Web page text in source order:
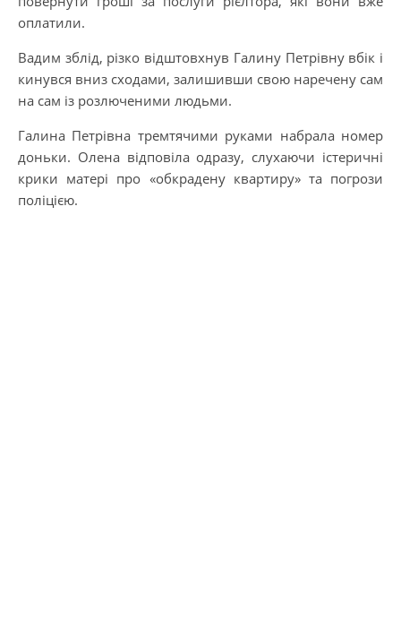
оплатили.
Вадим зблід, різко відштовхнув Галину Петрівну вбік і
кинувся вниз сходами, залишивши свою наречену сам
на сам із розлюченими людьми.
Галина Петрівна тремтячими руками набрала номер
доньки. Олена відповіла одразу, слухаючи істеричні
крики матері про «обкрадену квартиру» та погрози
поліцією.